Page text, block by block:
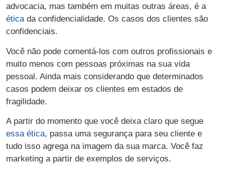
advocacia, mas também em muitas outras áreas, é a
éticada confidencialidade. Os casos dos clientes são
confidenciais.
Você não pode comentá-los com outros profissionais e
muito menos com pessoas próximas na sua vida
pessoal. Ainda mais considerando que determinados
casos podem deixar os clientes em estados de
fragilidade.
A partir do momento que você deixa claro que segue
essa ética, passa uma segurança para seu cliente e
tudo isso agrega na imagem da sua marca. Você faz
marketing a partir de exemplos de serviços.